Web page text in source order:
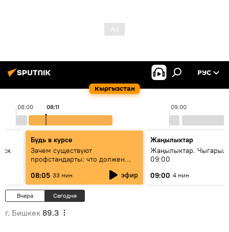
Кыргызстан
РУС
08:00 09:00
08:11
Будь в курсе
Зачем существуют
профстандарты: что должен
знать каждый специалист о
своей профессии
08:05 33 мин эфир
Жаңылыктар
Жаңылыктар.
09:00
09:00 4 мин
Вчера Сегодня
г. Бишкек 89.3